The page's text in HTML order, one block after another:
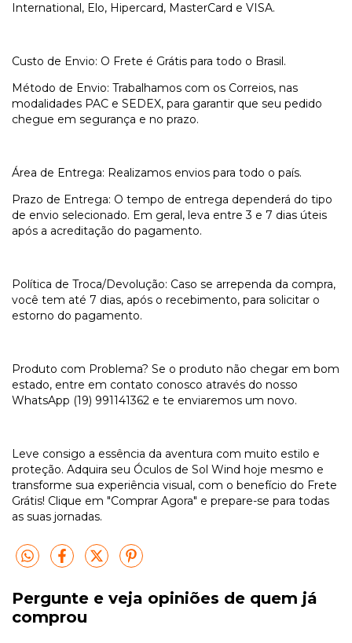
International, Elo, Hipercard, MasterCard e VISA.
Custo de Envio: O Frete é Grátis para todo o Brasil.
Método de Envio: Trabalhamos com os Correios, nas
modalidades PAC e SEDEX, para garantir que seu pedido
chegue em segurança e no prazo.
Área de Entrega: Realizamos envios para todo o país.
Prazo de Entrega: O tempo de entrega dependerá do tipo
de envio selecionado. Em geral, leva entre 3 e 7 dias úteis
após a acreditação do pagamento.
Política de Troca/Devolução: Caso se arrependa da compra,
você tem até 7 dias, após o recebimento, para solicitar o
estorno do pagamento.
Produto com Problema? Se o produto não chegar em bom
estado, entre em contato conosco através do nosso
WhatsApp (19) 991141362 e te enviaremos um novo.
Leve consigo a essência da aventura com muito estilo e
proteção. Adquira seu Óculos de Sol Wind hoje mesmo e
transforme sua experiência visual, com o benefício do Frete
Grátis! Clique em "Comprar Agora" e prepare-se para todas
as suas jornadas.
Pergunte e veja opiniões de quem já
comprou